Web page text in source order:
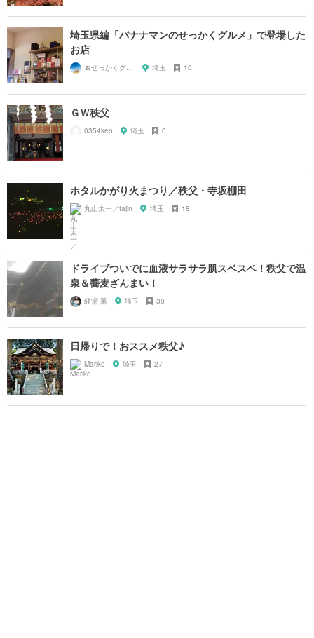
埼玉県編「バナナマンのせっかくグルメ」で登場した
お店
🍌せっかくグルメまにあ🍌 埼玉 10
ＧＷ秩父
0354ken 埼玉 0
ホタルかがり火まつり／秩父・寺坂棚田
丸山太一／tajin 埼玉 18
ドライブついでに血液サラサラ肌スベスベ！秩父で温
泉＆蕎麦ざんまい！
経堂 薫 埼玉 38
日帰りで！おススメ秩父♪
Mariko 埼玉 27